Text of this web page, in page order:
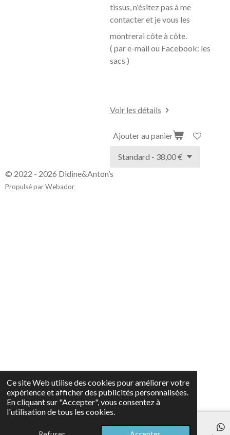
Ce site Web utilise des cookies pour améliorer votre
expérience et afficher des publicités personnalisées.
En cliquant sur "Accepter", vous consentez à
l'utilisation de tous les cookies.
tissus, n'ésitez pas à me
contacter et je vous les
montrerai côte à côte.
( par e-mail ou Facebook: les
sacs )
Voir les détails
Ajouter au panier
© 2022 - 2026 Didine&Anton’s
Propulsé parWebador